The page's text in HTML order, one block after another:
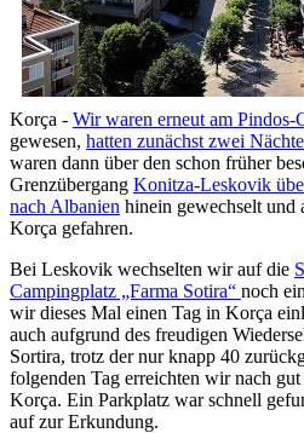
Korça - Wir waren erneut am Pindos-
gewesen, hatten zunächst zwei
waren dann über den schon früher
Grenzübergang Konitza-Leskovik
nach Albanien hinein gewechselt
Korça gefahren.
Bei Leskovik wechselten wir auf die
Campingplatz „Farma Sotira“ noch
wir dieses Mal einen Tag in Korça
auch aufgrund des freudigen
Sortira, trotz der nur knapp 40
folgenden Tag erreichten wir nach
Korça. Ein Parkplatz war schnell
auf zur Erkundung.